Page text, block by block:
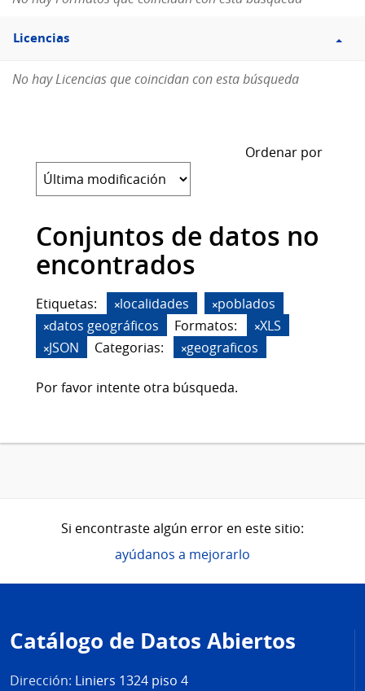
Filtro
Licencias
Licencias
No hay Licencias que coincidan con esta búsqueda
Ordenar por
Conjuntos de datos no
encontrados
Etiquetas: localidades
poblados
datos geográficos
Formatos:
XLS
JSON
Categorias: geograficos
Por favor intente otra búsqueda.
Si encontraste algún error en este sitio:
ayúdanos a mejorarlo
de
página
Catálogo de Datos Abiertos
Dirección: Liniers 1324 piso 4